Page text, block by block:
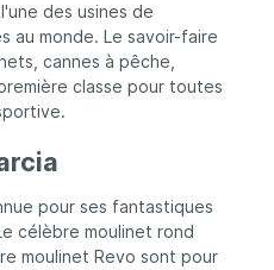
des usines de
au monde. Le savoir-faire
cannes à pêche,
classe pour toutes
pour ses fantastiques
célèbre moulinet rond
moulinet Revo sont pour